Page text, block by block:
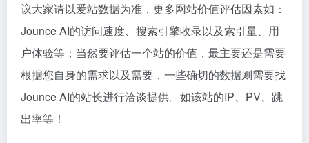
议大家请以爱站数据为准，更多网站价值评估因素如：
Jounce AI的访问速度、搜索引擎收录以及索引量、用
户体验等；当然要评估一个站的价值，最主要还是需要
根据您自身的需求以及需要，一些确切的数据则需要找
Jounce AI的站长进行洽谈提供。如该站的IP、PV、跳
出率等！